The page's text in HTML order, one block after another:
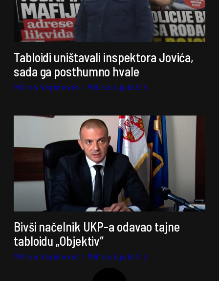
Tabloidi uništavali inspektora Jovića,
sada ga posthumno hvale
Milica Vojinović i Milica Ljubičić
Bivši načelnik UKP-a odavao tajne
tabloidu „Objektiv“
Milica Vojinović i Milica Ljubičić